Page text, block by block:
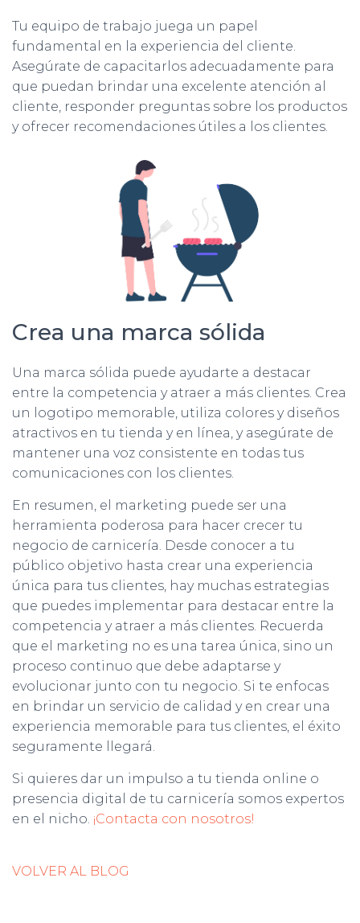
Tu equipo de trabajo juega un papel
fundamental en la experiencia del cliente.
Asegúrate de capacitarlos adecuadamente para
que puedan brindar una excelente atención al
cliente, responder preguntas sobre los productos
y ofrecer recomendaciones útiles a los clientes.
Crea una marca sólida
Una marca sólida puede ayudarte a destacar
entre la competencia y atraer a más clientes. Crea
un logotipo memorable, utiliza colores y diseños
atractivos en tu tienda y en línea, y asegúrate de
mantener una voz consistente en todas tus
comunicaciones con los clientes.
En resumen, el marketing puede ser una
herramienta poderosa para hacer crecer tu
negocio de carnicería. Desde conocer a tu
público objetivo hasta crear una experiencia
única para tus clientes, hay muchas estrategias
que puedes implementar para destacar entre la
competencia y atraer a más clientes. Recuerda
que el marketing no es una tarea única, sino un
proceso continuo que debe adaptarse y
evolucionar junto con tu negocio. Si te enfocas
en brindar un servicio de calidad y en crear una
experiencia memorable para tus clientes, el éxito
seguramente llegará.
Si quieres dar un impulso a tu tienda online o
presencia digital de tu carnicería somos expertos
en el nicho. ¡Contacta con nosotros!
VOLVER AL BLOG